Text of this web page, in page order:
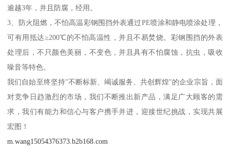
逾越3年，并且防腐，经用。
3、防火阻燃，不怕高温彩钢围挡外表通过PE喷涂和静电喷涂处理，
可有用抵达≥200℃的不怕高温性，并且不易焚烧。彩钢围挡的外表
处理后，不只颜色美丽，不变色，并且具有不怕腐蚀，抗虫，吸收
噪音等特色。
我们自始至终坚持"不断标新、竭诚服务、共创辉煌"的企业宗旨，面
对竞争日趋激烈的市场，我们不断推出新产品，满足广大顾客的需
求，我们有能力和信心与客户携手并进，迎接世纪挑战，实现共展
宏图！
m.wang15054376373.b2b168.com